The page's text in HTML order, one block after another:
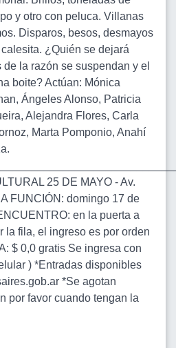
y otro con peluca. Villanas
Disparos, besos, desmayos
¿Quién se dejará
la razón se suspendan y el
boite? Actúan: Mónica
Ángeles Alonso, Patricia
Alejandra Flores, Carla
Marta Pomponio, Anahí
25 DE MAYO - Av.
FUNCIÓN: domingo 17 de
en la puerta a
la fila, el ingreso es por orden
$ 0,0 gratis Se ingresa con
) *Entradas disponibles
*Se agotan
por favor cuando tengan la